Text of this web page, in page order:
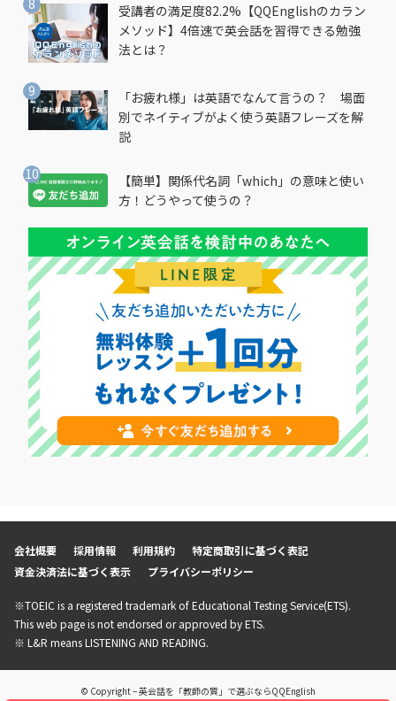
受講者の満足度82.2%【QQEnglishのカラン
メソッド】4倍速で英会話を習得できる勉強
法とは？
「お疲れ様」は英語でなんて言うの？ 場面
別でネイティブがよく使う英語フレーズを解
説
【簡単】関係代名詞「which」の意味と使い
方！どうやって使うの？
会社概要 採用情報 利用規約
特定商取引に基づく表記
資金決済法に基づく表示
プライバシーポリシー
※TOEIC is a registered trademark of Educational Testing Service(ETS).
This web page is not endorsed or approved by ETS.
※ L&R means LISTENING AND READING.
© Copyright – 英会話を「教師の質」で選ぶならQQEnglish